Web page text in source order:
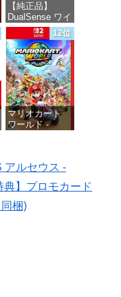
【純正品】
DualSense ワイ
ヤレスコントロ
ーラー ミッド
ナイト ブラッ
ク(CFI-
ZCT2J01)
価格：¥10,737
12位
マリオカート
ワールド -
アルセウス -
】プロモカード
同梱)